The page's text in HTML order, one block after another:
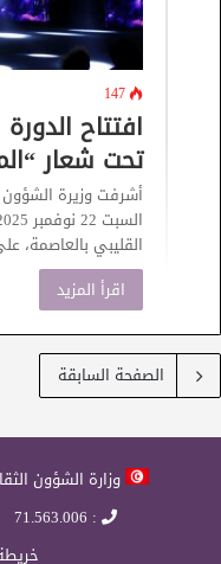
147
تحت شعار
أشرفت وزيرة الشؤون
القليبي بالعاصمة،
اقرأ المزيد
الصفحة السابقة
وزارة الشؤون الثقافية | ©2026
: 71.563.006